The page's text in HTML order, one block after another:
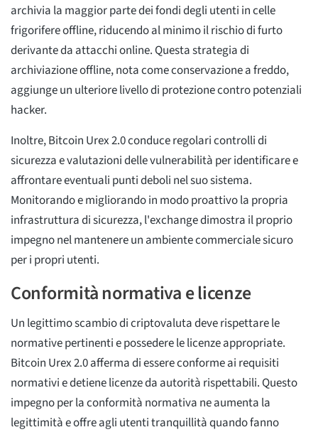
archivia la maggior parte dei fondi degli utenti in celle
frigorifere offline, riducendo al minimo il rischio di furto
derivante da attacchi online. Questa strategia di
archiviazione offline, nota come conservazione a freddo,
aggiunge un ulteriore livello di protezione contro potenziali
hacker.
Inoltre, Bitcoin Urex 2.0 conduce regolari controlli di
sicurezza e valutazioni delle vulnerabilità per identificare e
affrontare eventuali punti deboli nel suo sistema.
Monitorando e migliorando in modo proattivo la propria
infrastruttura di sicurezza, l'exchange dimostra il proprio
impegno nel mantenere un ambiente commerciale sicuro
per i propri utenti.
Conformità normativa e licenze
Un legittimo scambio di criptovaluta deve rispettare le
normative pertinenti e possedere le licenze appropriate.
Bitcoin Urex 2.0 afferma di essere conforme ai requisiti
normativi e detiene licenze da autorità rispettabili. Questo
impegno per la conformità normativa ne aumenta la
legittimità e offre agli utenti tranquillità quando fanno